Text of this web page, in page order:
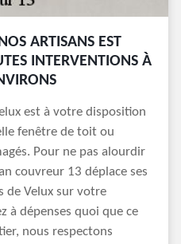
ARTISANS EST
INTERVENTIONS À
est à votre disposition
fenêtre de toit ou
Pour ne pas alourdir
couvreur 13 déplace ses
de Velux sur votre
à dépenses quoi que ce
nous respectons